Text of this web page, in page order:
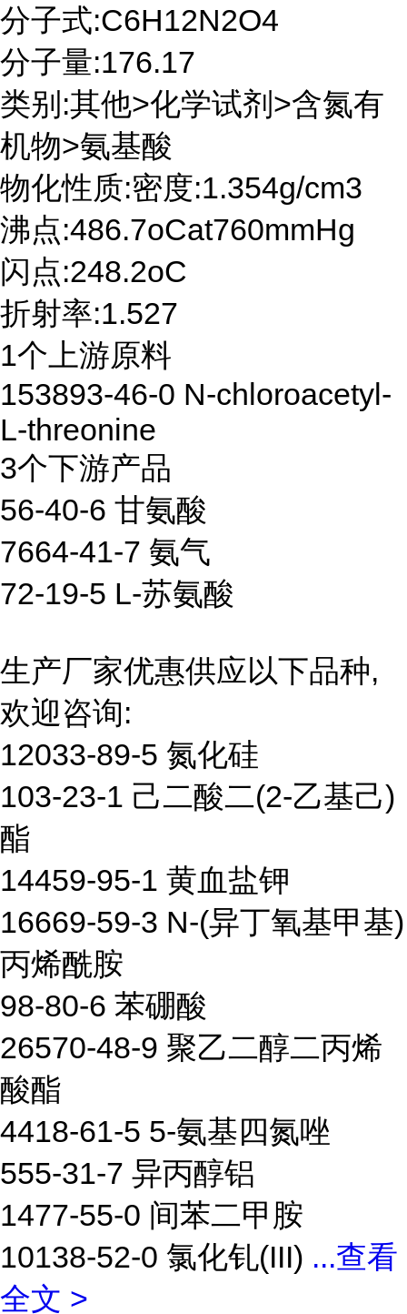
分子式:C6H12N2O4
分子量:176.17
类别:其他>化学试剂>含氮有
机物>氨基酸
物化性质:密度:1.354g/cm3
沸点:486.7oCat760mmHg
闪点:248.2oC
折射率:1.527
1个上游原料
153893-46-0 N-chloroacetyl-
L-threonine
3个下游产品
56-40-6 甘氨酸
7664-41-7 氨气
72-19-5 L-苏氨酸
生产厂家优惠供应以下品种,
欢迎咨询:
12033-89-5 氮化硅
103-23-1 己二酸二(2-乙基己)
酯
14459-95-1 黄血盐钾
16669-59-3 N-(异丁氧基甲基)
丙烯酰胺
98-80-6 苯硼酸
26570-48-9 聚乙二醇二丙烯
酸酯
4418-61-5 5-氨基四氮唑
555-31-7 异丙醇铝
1477-55-0 间苯二甲胺
10138-52-0 氯化钆(III) ...查看
全文 >